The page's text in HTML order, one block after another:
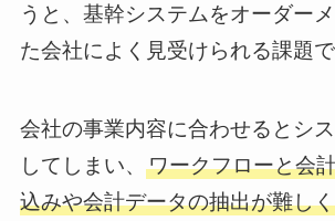
うと、基幹システムをオーダー
た会社によく見受けられる課題で
会社の事業内容に合わせるとシ
してしまい、 ワークフローと会
込みや会計データの抽出が難し